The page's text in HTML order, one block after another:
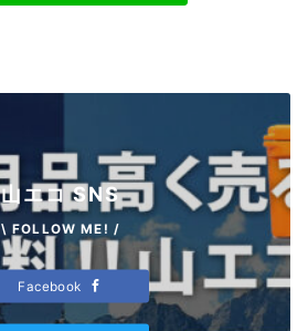
山エコ SNS
\ FOLLOW ME! /
Facebook